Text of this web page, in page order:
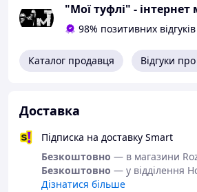
Вам
і Ви вирішили
Зателефонуйте 067-
9336271 і уточніть
Або задайте
Всі товари
98% позитивних відгуків
Каталог продавця Відгуки
Доставка
Підписка на доставку Smart
Безкоштовно — в магазини
Безкоштовно — у відділення
Дізнатися більше